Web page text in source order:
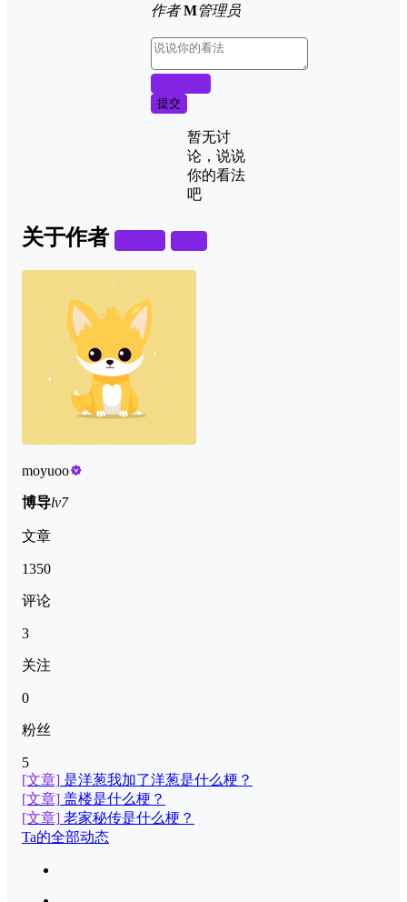
作者 M管理员
提交
暂无讨
论，说说
你的看法
吧
关于作者
moyuoo
博导lv7
文章
1350
评论
3
关注
0
粉丝
5
[文章] 是洋葱我加了洋葱是什么梗？
[文章] 盖楼是什么梗？
[文章] 老家秘传是什么梗？
Ta的全部动态